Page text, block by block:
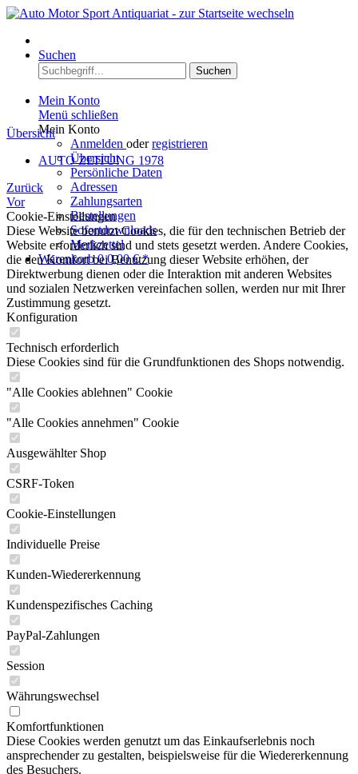
Suchen
Suchen
Mein Konto
Menü schließen
Mein Konto
Anmelden oderregistrieren
Übersicht
Persönliche Daten
Adressen
Zahlungsarten
Bestellungen
Sofortdownloads
Merkzettel
Warenkorb0 0,00 € *
Übersicht
AUTO ZEITUNG 1978
Zurück
Vor
Cookie-Einstellungen
Diese Website benutzt Cookies, die für den technischen Betrieb der
Website erforderlich sind und stets gesetzt werden. Andere Cookies,
die den Komfort bei Benutzung dieser Website erhöhen, der
Direktwerbung dienen oder die Interaktion mit anderen Websites
und sozialen Netzwerken vereinfachen sollen, werden nur mit Ihrer
Zustimmung gesetzt.
Konfiguration
Technisch erforderlich
Diese Cookies sind für die Grundfunktionen des Shops notwendig.
"Alle Cookies ablehnen" Cookie
"Alle Cookies annehmen" Cookie
Ausgewählter Shop
CSRF-Token
Cookie-Einstellungen
Individuelle Preise
Kunden-Wiedererkennung
Kundenspezifisches Caching
PayPal-Zahlungen
Session
Währungswechsel
Komfortfunktionen
Diese Cookies werden genutzt um das Einkaufserlebnis noch
ansprechender zu gestalten, beispielsweise für die Wiedererkennung
des Besuchers.